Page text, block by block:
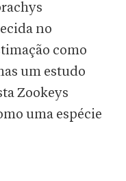
no
como
um estudo
Zookeys
uma espécie